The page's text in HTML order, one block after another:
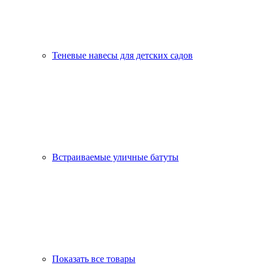
Теневые навесы для детских садов
Встраиваемые уличные батуты
Показать все товары